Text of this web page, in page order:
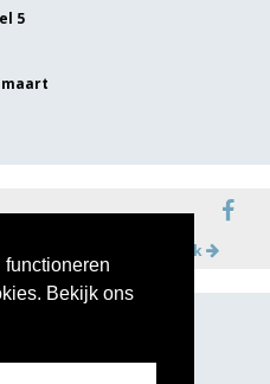
functioneren
Bekijk ons
5
Meer op facebook